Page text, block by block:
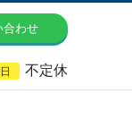
合わせ
不定休